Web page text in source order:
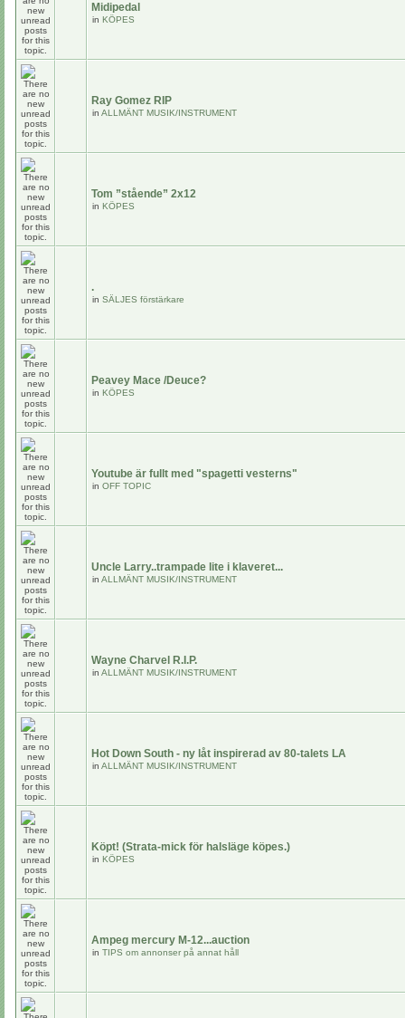
Midipedal
in KÖPES
Ray Gomez RIP
in ALLMÄNT MUSIK/INSTRUMENT
Tom ”stående” 2x12
in KÖPES
.
in SÄLJES förstärkare
Peavey Mace /Deuce?
in KÖPES
Youtube är fullt med "spagetti vesterns"
in OFF TOPIC
Uncle Larry..trampade lite i klaveret...
in ALLMÄNT MUSIK/INSTRUMENT
Wayne Charvel R.I.P.
in ALLMÄNT MUSIK/INSTRUMENT
Hot Down South - ny låt inspirerad av 80-talets LA
in ALLMÄNT MUSIK/INSTRUMENT
Köpt! (Strata-mick för halsläge köpes.)
in KÖPES
Ampeg mercury M-12...auction
in TIPS om annonser på annat håll